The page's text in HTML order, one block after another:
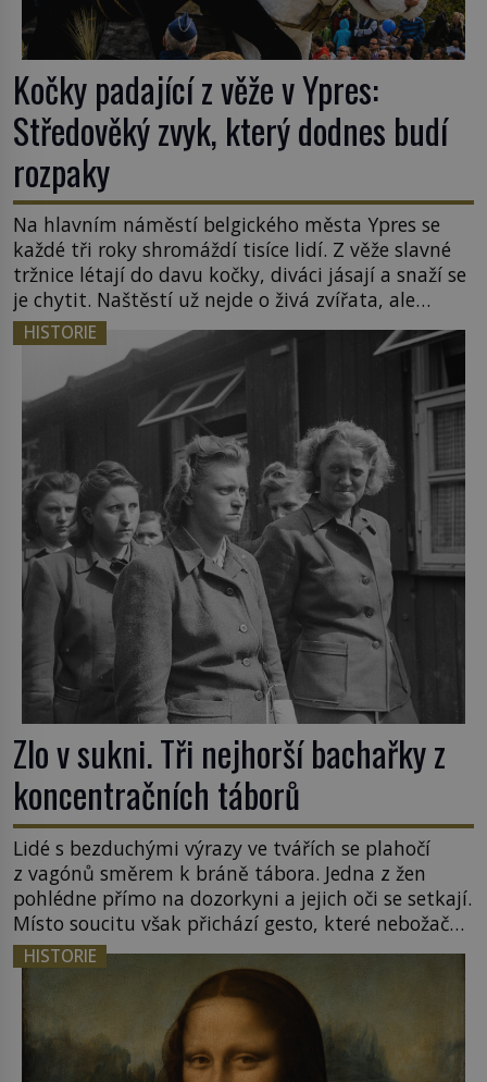
Kočky padající z věže v Ypres:
Středověký zvyk, který dodnes budí
rozpaky
Na hlavním náměstí belgického města Ypres se
každé tři roky shromáždí tisíce lidí. Z věže slavné
tržnice létají do davu kočky, diváci jásají a snaží se
je chytit. Naštěstí už nejde o živá zvířata, ale
jenom o plyšové suvenýry. Kdysi to ale bylo jinak.
Tato veselá podívaná připomíná jeden z
nejpodivnějších a zároveň nejkrutějších zvyků […]
HISTORIE
Zlo v sukni. Tři nejhorší bachařky z
koncentračních táborů
Lidé s bezduchými výrazy ve tvářích se plahočí
z vagónů směrem k bráně tábora. Jedna z žen
pohlédne přímo na dozorkyni a jejich oči se setkají.
Místo soucitu však přichází gesto, které nebožačku
posílá rovnou do plynové komory. Jména jako
Rudolf Höss (1901–1947), Josef Mengele (1911–
1979) či Heinrich Himmler (1900–1945) zná každý,
o koho se historie jen otřela. Jenže […]
HISTORIE